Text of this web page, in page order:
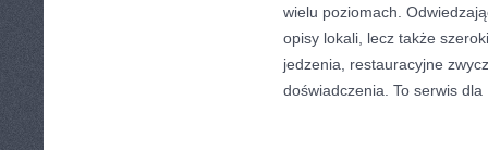
wielu poziomach.
opisy lokali, lecz także
jedzenia, restauracyjne
doświadczenia. To serwis dla